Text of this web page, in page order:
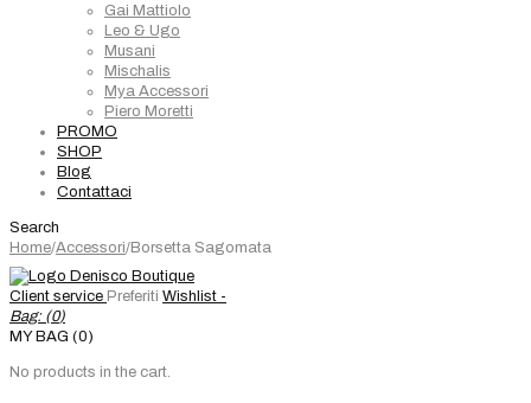
Gai Mattiolo
Leo & Ugo
Musani
Mischalis
Mya Accessori
Piero Moretti
PROMO
SHOP
Blog
Contattaci
Search
Home/Accessori/Borsetta Sagomata
Client service Preferiti Wishlist -
Bag: (0)
MY BAG (0)
No products in the cart.